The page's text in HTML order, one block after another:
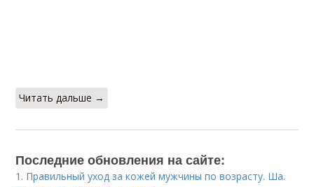
Читать дальше →
Последние обновления на сайте:
1. Правильный уход за кожей мужчины по возрасту. Ша.